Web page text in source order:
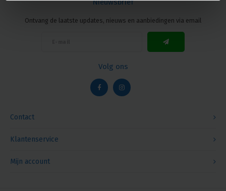
Contact
Nieuwsbrief
Ontvang de laatste updates, nieuws en aanbiedingen via email
Volg ons
Klantenservice
Mijn account